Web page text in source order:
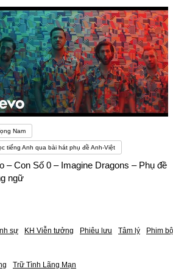
Nam
tiếng Anh qua bài hát phụ đề Anh-Việt
– Con Số 0 – Imagine Dragons – Phụ đề
ngữ
sự KH Viễn tưởng Phiêu lưu Tâm lý Phim bộ
Trữ Tình Lãng Mạn